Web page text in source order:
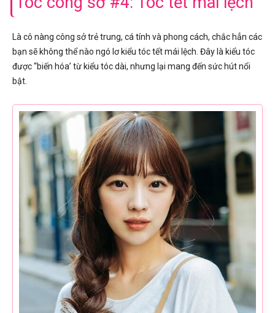
Là cô nàng công sở trẻ trung, cá tính và phong cách, chắc hẳn các
bạn sẽ không thể nào ngó lơ kiểu tóc tết mái lệch. Đây là kiểu tóc
được “biến hóa’ từ kiểu tóc dài, nhưng lại mang đến sức hút nổi
bật.